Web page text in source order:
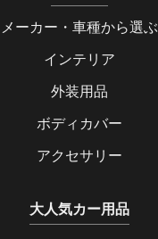
メーカー・車種から選ぶ
インテリア
外装用品
ボディカバー
アクセサリー
大人気カー用品